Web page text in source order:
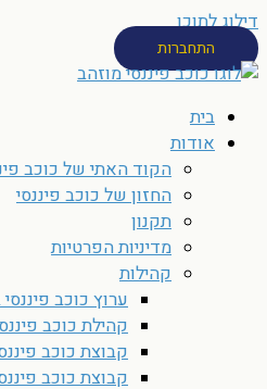
דילוג לתוכן
התחברות
בית
אודות
הקוד האתי של כוכב
החזון של כוכב פיננסי
תקנון
מדיניות הפרטיות
קהילות
ערוץ כוכב פיננסי
קהילת כוכב
קבוצת כוכב
קבוצת כוכב